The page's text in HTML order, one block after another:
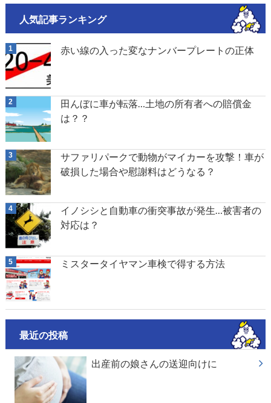
人気記事ランキング
赤い線の入った変なナンバープレートの正体
田んぼに車が転落…土地の所有者への賠償金
は？？
サファリパークで動物がマイカーを攻撃！車が
破損した場合や慰謝料はどうなる？
イノシシと自動車の衝突事故が発生…被害者の
対応は？
ミスタータイヤマン車検で得する方法
最近の投稿
出産前の娘さんの送迎向けに